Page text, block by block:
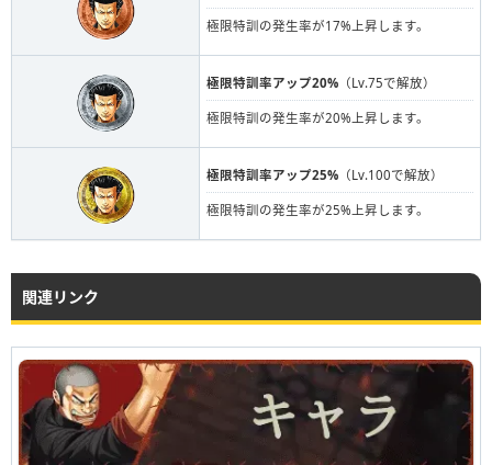
極限特訓の発生率が17%上昇します。
極限特訓率アップ20% （Lv.75で解放）
極限特訓の発生率が20%上昇します。
極限特訓率アップ25% （Lv.100で解放）
極限特訓の発生率が25%上昇します。
関連リンク